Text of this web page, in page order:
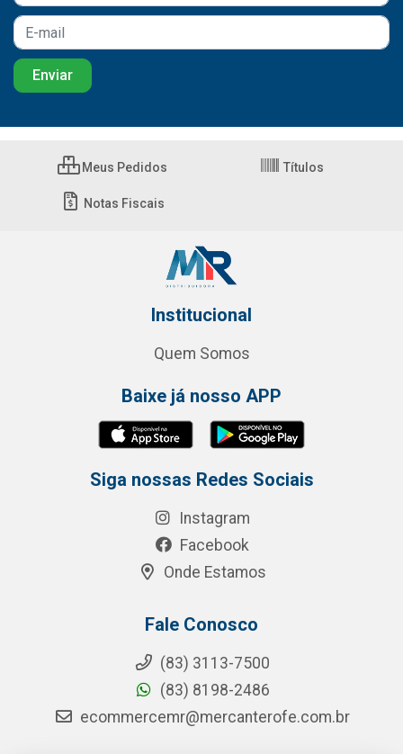
Meus Pedidos Títulos
Notas Fiscais
Institucional
Quem Somos
Baixe já nosso APP
Siga nossas Redes Sociais
Instagram
Facebook
Onde Estamos
Fale Conosco
(83) 3113-7500
(83) 8198-2486
ecommercemr@mercanterofe.com.br